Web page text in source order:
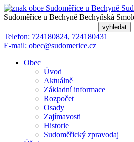
Sudoměřice u Bechyně Bechyňská
Telefon: 724180824, 724180431
E-mail: obec@sudomerice.cz
Obec
Úvod
Aktuálně
Základní informace
Rozpočet
Osady
Zajímavosti
Historie
Sudoměřický zpravodaj